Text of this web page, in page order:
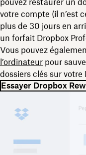
votre compte (il n’est
plus de 30 jours en
un forfait Dropbox
Vous pouvez
l’ordinateur pour
dossiers clés sur
Essayer Dropbox